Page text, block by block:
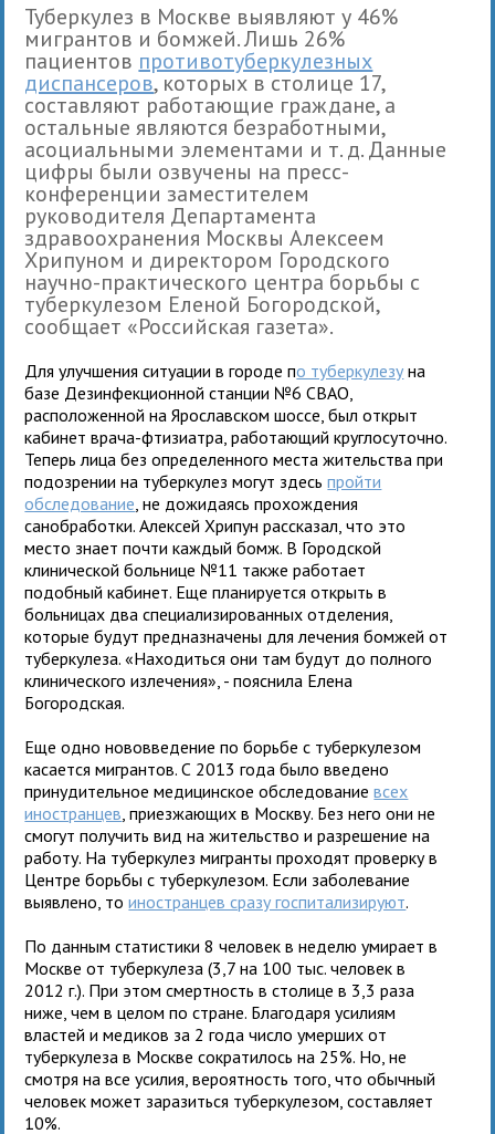
Туберкулез в Москве выявляют у 46%
мигрантов и бомжей. Лишь 26%
пациентов противотуберкулезных
диспансеров, которых в столице 17,
составляют работающие граждане, а
остальные являются безработными,
асоциальными элементами и т. д. Данные
цифры были озвучены на пресс-
конференции заместителем
руководителя Департамента
здравоохранения Москвы Алексеем
Хрипуном и директором Городского
научно-практического центра борьбы с
туберкулезом Еленой Богородской,
сообщает «Российская газета».
Для улучшения ситуации в городе по туберкулезу на
базе Дезинфекционной станции №6 СВАО,
расположенной на Ярославском шоссе, был открыт
кабинет врача-фтизиатра, работающий круглосуточно.
Теперь лица без определенного места жительства при
подозрении на туберкулез могут здесьпройти
обследование , не дожидаясь прохождения
санобработки. Алексей Хрипун рассказал, что это
место знает почти каждый бомж. В Городской
клинической больнице №11 также работает
подобный кабинет. Еще планируется открыть в
больницах два специализированных отделения,
которые будут предназначены для лечения бомжей от
туберкулеза. «Находиться они там будут до полного
клинического излечения», - пояснила Елена
Богородская.
Еще одно нововведение по борьбе с туберкулезом
касается мигрантов. С 2013 года было введено
принудительное медицинское обследованиевсех
иностранцев , приезжающих в Москву. Без него они не
смогут получить вид на жительство и разрешение на
работу. На туберкулез мигранты проходят проверку в
Центре борьбы с туберкулезом. Если заболевание
выявлено, тоиностранцев сразу госпитализируют.
По данным статистики 8 человек в неделю умирает в
Москве от туберкулеза (3,7 на 100 тыс. человек в
2012 г.). При этом смертность в столице в 3,3 раза
ниже, чем в целом по стране. Благодаря усилиям
властей и медиков за 2 года число умерших от
туберкулеза в Москве сократилось на 25%. Но, не
смотря на все усилия, вероятность того, что обычный
человек может заразиться туберкулезом, составляет
10%.